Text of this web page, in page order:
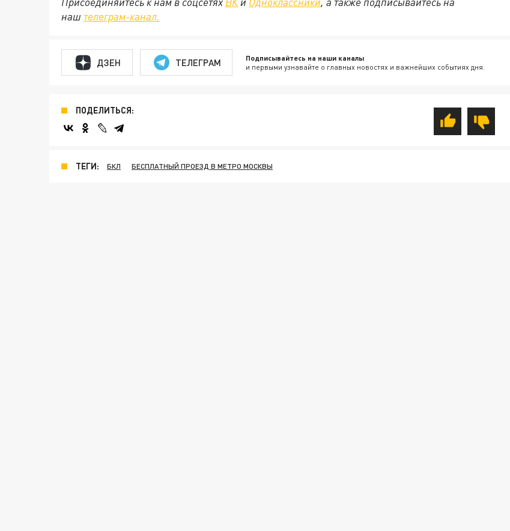
наш телеграм-канал.
ДЗЕН ТЕЛЕГРАМ Подписывайтесь на наши каналы
и первыми узнавайте о главных новостях и важнейших событиях дня.
ПОДЕЛИТЬСЯ:
ТЕГИ: БКЛ БЕСПЛАТНЫЙ ПРОЕЗД В МЕТРО МОСКВЫ